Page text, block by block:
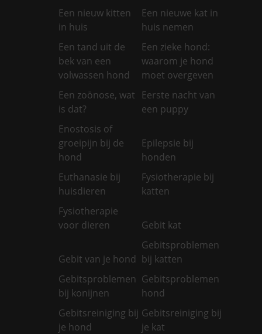
Een nieuw kitten
in huis
Een nieuwe kat in
huis nemen
Een tand uit de
bek van een
volwassen hond
Een zieke hond:
waarom je hond
moet overgeven
Een zoönose, wat
is dat?
Eerste nacht van
een puppy
Enostosis of
groeipijn bij de
hond
Epilepsie bij
honden
Euthanasie bij
huisdieren
Fysiotherapie bij
katten
Fysiotherapie
voor dieren
Gebit kat
Gebit van je hond
Gebitsproblemen
bij katten
Gebitsproblemen
bij konijnen
Gebitsproblemen
hond
Gebitsreiniging bij
je hond
Gebitsreiniging bij
je kat